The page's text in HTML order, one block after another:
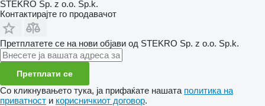
STEKRO Sp. z o.o. Sp.k.
Контактирајте го продавачот
Претплатете се на нови објави од STEKRO Sp. z o.o. Sp.k.
Претплати се
Со кликнувањето тука, ја прифаќате нашата политика на
приватност и корисничкиот договор.